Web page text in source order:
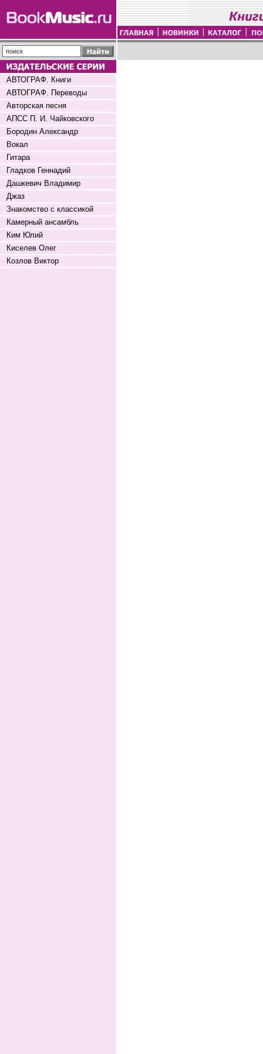
АВТОГРАФ. Книги
АВТОГРАФ. Переводы
Авторская песня
АПСС П. И. Чайковского
Бородин Александр
Вокал
Гитара
Гладков Геннадий
Дашкевич Владимир
Джаз
Знакомство с классикой
Камерный ансамбль
Ким Юлий
Киселев Олег
Козлов Виктор